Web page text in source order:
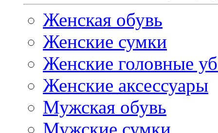
Женская обувь
Женские сумки
Женские головные
Женские аксессуары
Мужская обувь
Мужские сумки